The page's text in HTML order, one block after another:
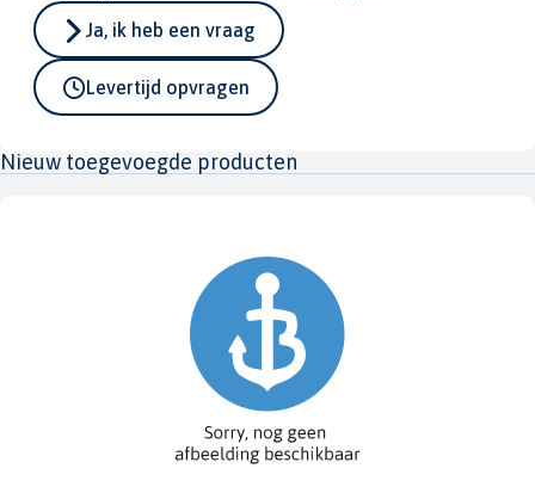
Ja, ik heb een vraag
Levertijd opvragen
Nieuw toegevoegde producten